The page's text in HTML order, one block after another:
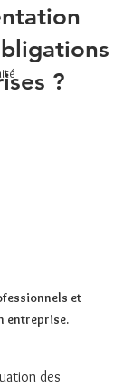
?
et
entreprise.
des